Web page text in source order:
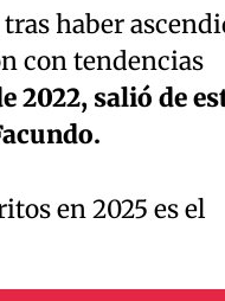
haber
con tendencias
2022, salió de
en 2025 es el